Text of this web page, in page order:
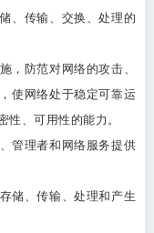
、传输、交换、处理的
，防范对网络的攻击、
使网络处于稳定可靠运
性、可用性的能力。
管理者和网络服务提供
储、传输、处理和产生